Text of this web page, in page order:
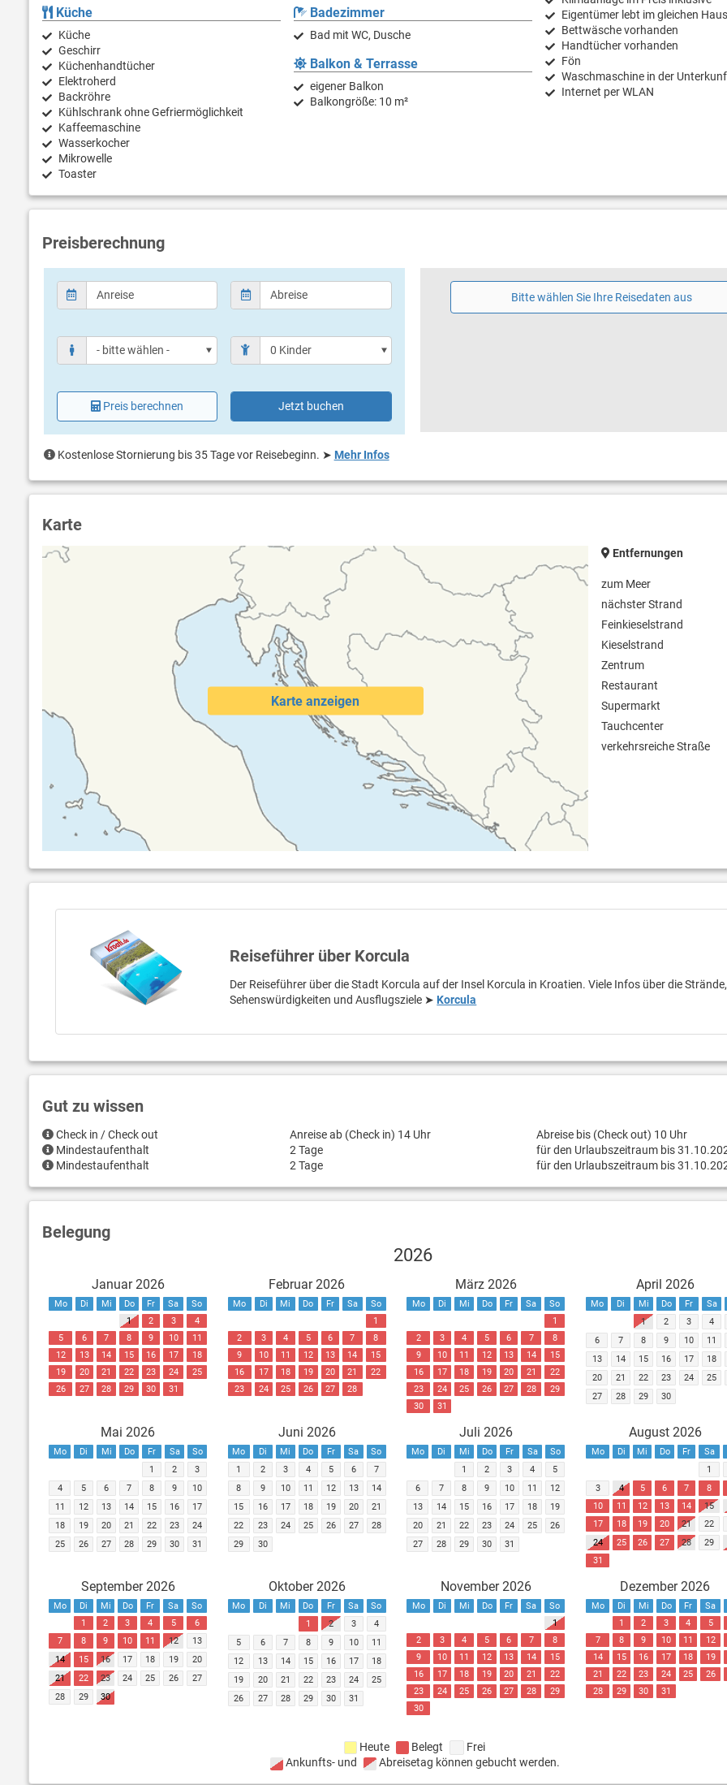
Küche
Küche
Geschirr
Küchenhandtücher
Elektroherd
Backröhre
Kühlschrank ohne Gefriermöglichkeit
Kaffeemaschine
Wasserkocher
Mikrowelle
Toaster
Badezimmer
Bad mit WC, Dusche
Balkon & Terrasse
eigener Balkon
Balkongröße: 10 m²
Eigentümer lebt im gleichen Haus
Bettwäsche vorhanden
Handtücher vorhanden
Fön
Waschmaschine in der
Internet per WLAN
Preisberechnung
Preis berechnen Jetzt buchen
Kostenlose Stornierung bis 35 Tage vor Reisebeginn. ➤ Mehr Infos
Bitte wählen Sie Ihre Reisedaten aus
Karte
Karte anzeigen
Entfernungen
zum Meer
nächster Strand
Feinkieselstrand
Kieselstrand
Zentrum
Restaurant
Supermarkt
Tauchcenter
verkehrsreiche Straße
Reiseführer über Korcula
Der Reiseführer über die Stadt Korcula auf der Insel Korcula in Kroatien. Viele Infos über die Strände,
Sehenswürdigkeiten und Ausflugsziele ➤ Korcula
Gut zu wissen
Check in / Check out Anreise ab (Check in) 14 Uhr
Abreise bis (Check out) 10 Uhr
Mindestaufenthalt
2 Tage
für den Urlaubszeitraum bis
Mindestaufenthalt
2 Tage für den Urlaubszeitraum bis
Belegung
2026
Januar 2026
Mo Di Mi Do Fr Sa
So
1
2 3
4
5
6 7 8 9 10
11
12
13 14 15 16 17
18
19
20 21 22 23 24
25
26
27 28 29 30 31
Februar 2026
Mo Di Mi Do Fr Sa
So
1
2
3 4 5 6 7
8
9
10 11 12 13 14
15
16
17 18 19 20 21
22
23
24 25 26 27 28
März 2026
Mo Di Mi Do Fr Sa
So
1
2
3 4 5 6 7
8
9
10 11 12 13 14
15
16
17 18 19 20 21
22
23
24 25 26 27 28
29
30
31
April 2026
Mo Di Mi Do Fr Sa
1
2 3 4
6
7 8 9 10 11
13
14 15 16 17 18
20
21 22 23 24 25
27
28 29 30
Mai 2026
Mo Di Mi Do Fr Sa
So
1
2
3
4
5 6 7 8 9
10
11
12 13 14 15 16
17
18
19 20 21 22 23
24
25
26 27 28 29 30 31
Juni 2026
Mo Di Mi Do Fr Sa
So
1
2 3 4 5 6
7
8
9 10 11 12 13
14
15
16 17 18 19 20
21
22
23 24 25 26 27
28
29
30
Juli 2026
Mo Di Mi Do Fr Sa
So
1
2 3 4
5
6
7 8 9 10 11
12
13
14 15 16 17 18
19
20
21 22 23 24 25
26
27
28 29 30 31
August 2026
Mo Di Mi Do Fr Sa
1
3
4 5 6 7 8
10
11 12 13 14 15
17
18 19 20 21 22
24
25 26 27 28 29
31
September 2026
Mo Di Mi Do Fr Sa
So
1
2 3 4 5
6
7
8 9 10 11 12
13
14
15 16 17 18 19
20
21
22 23 24 25 26
27
28
29 30
Oktober 2026
Mo Di Mi Do Fr Sa
So
1
2 3
4
5
6 7 8 9 10
11
12
13 14 15 16 17
18
19
20 21 22 23 24
25
26
27 28 29 30 31
November 2026
Mo Di Mi Do Fr Sa
So
1
2
3 4 5 6 7
8
9
10 11 12 13 14
15
16
17 18 19 20 21
22
23
24 25 26 27 28
29
30
Dezember 2026
Mo Di Mi Do Fr Sa
1
2 3 4 5
7
8 9 10 11 12
14
15 16 17 18 19
21
22 23 24 25 26
28
29 30 31
Heute Belegt
Frei
Ankunfts- und
Abreisetag können gebucht werden.